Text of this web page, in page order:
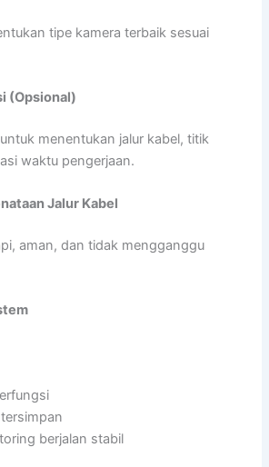
tipe kamera terbaik sesuai
(Opsional)
menentukan jalur kabel, titik
waktu pengerjaan.
Jalur Kabel
aman, dan tidak mengganggu
berjalan stabil